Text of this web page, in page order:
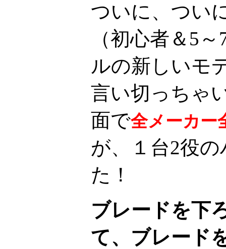
ついに、つい
（初心者＆5
ルの新しいモ
言い切っちゃ
面で全メーカー
が、１台2役
た！
ブレードを下
て、ブレード